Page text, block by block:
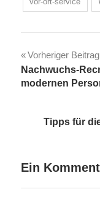
Vorheriger Beitrag
Nachwuchs-
modernen
Tipps für
Ein